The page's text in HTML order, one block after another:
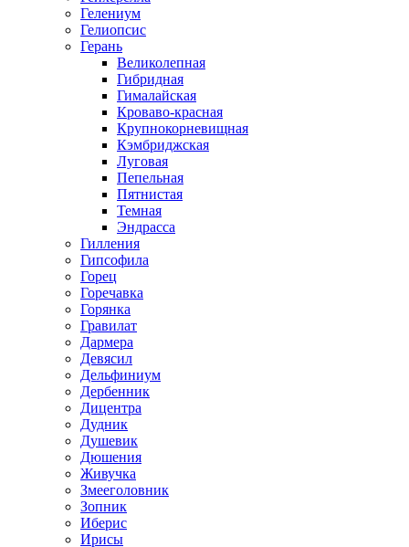
Гелениум
Гелиопсис
Герань
Великолепная
Гибридная
Гималайская
Кроваво-красная
Крупнокорневищная
Кэмбриджская
Луговая
Пепельная
Пятнистая
Темная
Эндрасса
Гилления
Гипсофила
Горец
Горечавка
Горянка
Гравилат
Дармера
Девясил
Дельфиниум
Дербенник
Дицентра
Дудник
Душевик
Дюшения
Живучка
Змееголовник
Зопник
Иберис
Ирисы